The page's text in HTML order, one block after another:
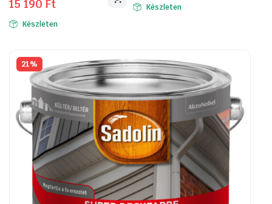
price
was:
15 190 Ft
price
is: Készleten
Készleten
21%